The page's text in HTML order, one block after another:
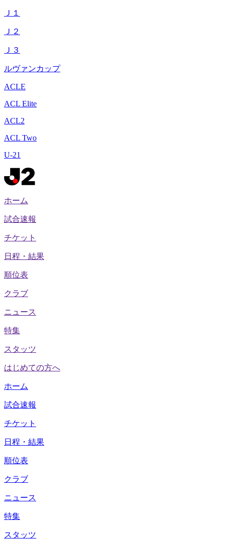
Ｊ１
Ｊ２
Ｊ３
ルヴァンカップ
ACLE
ACL Elite
ACL2
ACL Two
U-21
ホーム
試合速報
チケット
日程・結果
順位表
クラブ
ニュース
特集
スタッツ
はじめての方へ
ホーム
試合速報
チケット
日程・結果
順位表
クラブ
ニュース
特集
スタッツ